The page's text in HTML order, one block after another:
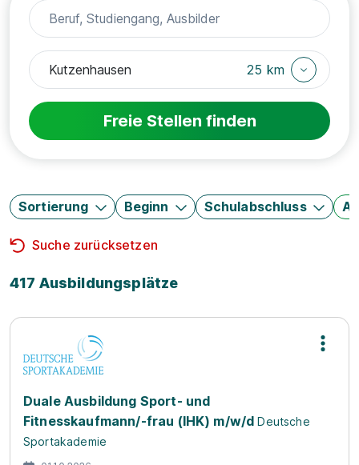
25 km
Freie Stellen finden
Sortierung Beginn Schulabschluss
Suche zurücksetzen
417 Ausbildungsplätze
Duale Ausbildung Sport- und
Fitnesskaufmann/-frau (IHK) m/w/d Deutsche
Sportakademie